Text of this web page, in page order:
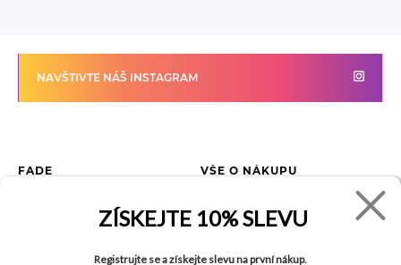
NAVŠTIVTE NÁŠ INSTAGRAM
FADE
VŠE O NÁKUPU
Jak reklamovat zboží
Tabulka velikostí
ZÍSKEJTE 10% SLEVU
Registrujte se a získejte slevu na první nákup.